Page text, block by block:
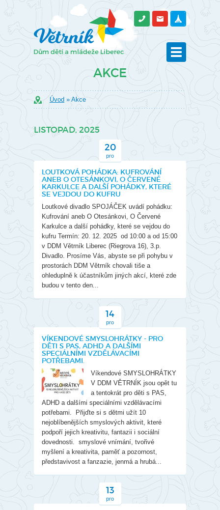
AKCE
Úvod » Akce
LISTOPAD, 2025
20
pro
LOUTKOVÁ POHÁDKA: KUFROVÁNÍ
ANEB O OTESÁNKOVI, O ČERVENÉ
KARKULCE A DALŠÍ POHÁDKY, KTERÉ
SE VEJDOU DO KUFRU
Loutkové divadlo SPOJÁČEK uvádí pohádku:
Kufrování aneb O Otesánkovi, O Červené
Karkulce a další pohádky, které se vejdou do
kufru Termín: 20. 12. 2025 od 10:00 a od 15:00
v DDM Větrník Liberec (Riegrova 16), 3.p.
Divadlo. Prosíme Vás, abyste se při pohybu v
prostorách DDM Větrník chovali tiše a
ohleduplně k účastníkům jiných akcí, které zde
budou v tento den...
14
pro
VÍKENDOVÉ SMYSLOHRÁTKY - PRO
DĚTI S PAS, ADHD A DALŠÍMI
SPECIÁLNÍMI VZDĚLÁVACÍMI
POTŘEBAMI.
Víkendové SMYSLOHRÁTKY
V DDM VĚTRNÍK jsou opět tu
a tentokrát pro děti s PAS,
ADHD a dalšími speciálními vzdělávacími
potřebami. Přijďte si s dětmi užít 10
nejoblíbenějších smyslových aktivit, které
podpoří jejich kreativitu, fantazii i sociální
dovednosti. smyslové vnímání, tvořivé
myšlení a kreativita, paměť a pozornost,
představivost a fanzazie, jenmá a hrubá...
13
pro